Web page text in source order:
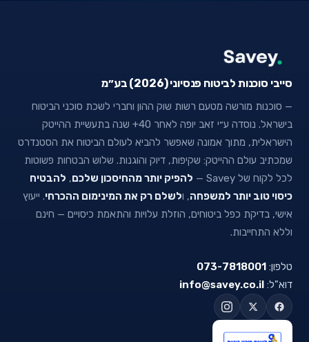
סייבי סוכנות לביטוח פנסיוני (2026) בע״מ
— סוכנות מורשה מטעם רשות שוק ההון וחברי לשכת סוכני הביטוח
בישראל. נוסדה ע״י זאב יופה לאחר 40+ שנה בתעשיית ההייטק
הישראלית, מתוך אמונה שאפשר להביא לעולם הביטוח את הסטנדרט
שמכתיב עולם ההייטק: שקיפות, דיוק והוגנות. שלוש הבטחות פשוטות
לכל לקוח של Savey —
להפיק יותר מהחיסכון שלכם, להבטיח
כיסוי טוב יותר למשפחה, ולשלם רק את המינימום ההכרחי. ייעוץ
אישי, בדיקת כפל ביטוחים, הוזלת עלויות והתאמת כיסויים — חינם
וללא התחייבות.
טלפון: 073-7818001
דוא"ל: info@savey.co.il